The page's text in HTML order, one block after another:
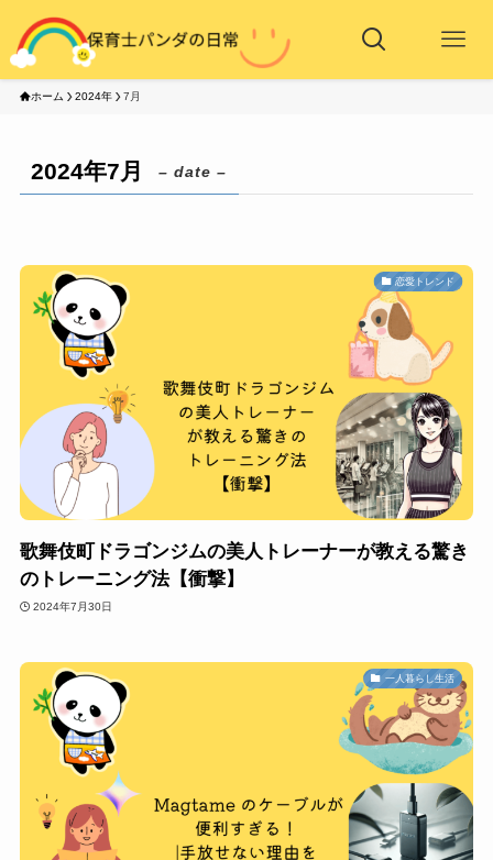
ホーム 2024年 7月
2024年7月 – date –
恋愛トレンド
歌舞伎町ドラゴンジムの美人トレーナーが教える驚き
のトレーニング法【衝撃】
2024年7月30日
一人暮らし生活